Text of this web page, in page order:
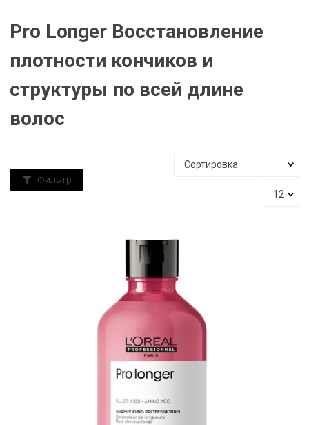
Pro Longer Восстановление
плотности кончиков и
структуры по всей длине
волос
Фильтр